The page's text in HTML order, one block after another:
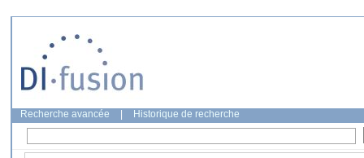
Recherche avancée Historique de recherche